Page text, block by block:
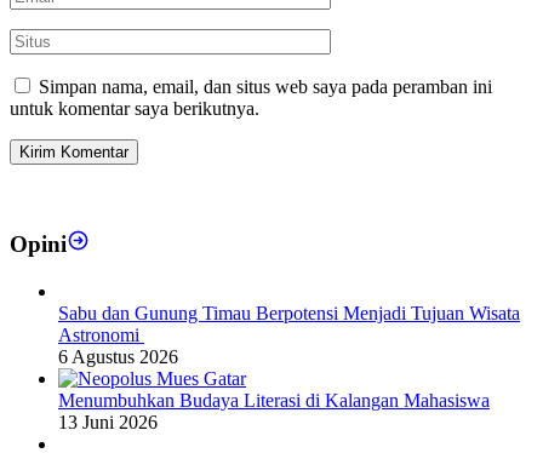
Simpan nama, email, dan situs web saya pada peramban ini
untuk komentar saya berikutnya.
Opini
Sabu dan Gunung Timau Berpotensi Menjadi Tujuan Wisata
Astronomi
6 Agustus 2026
Menumbuhkan Budaya Literasi di Kalangan Mahasiswa
13 Juni 2026